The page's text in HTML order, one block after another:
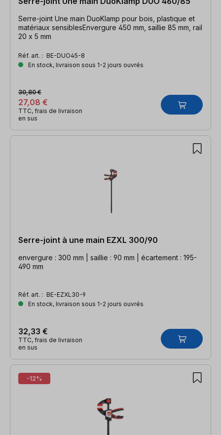
Serre-joint Une main DuoKlamp pour bois, plastique et
matériaux sensiblesEnvergure 450 mm, saillie 85 mm, rail
20 x 5 mm
Réf. art. : BE-DUO45-8
En stock, livraison sous 1-2 jours ouvrés
27,08 €
30,80 €
TTC, frais de livraison
en sus
Serre-joint à une main EZXL 300/90
envergure : 300 mm | saillie : 90 mm | écartement : 195-
490 mm
Réf. art. : BE-EZXL30-9
En stock, livraison sous 1-2 jours ouvrés
32,33 €
TTC, frais de livraison
en sus
-12%